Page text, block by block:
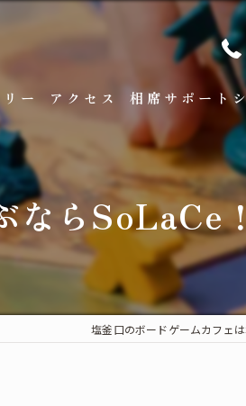
ー アクセス 相席サポート
ならSoLaCe
塩釜口のボードゲームカフェ